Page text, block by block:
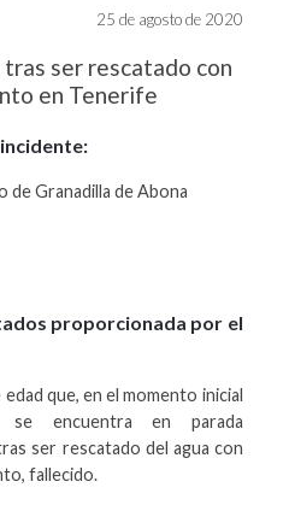
25 de agosto de 2020
ser rescatado con
en Tenerife
de Granadilla de Abona
proporcionada por el
que, en el momento inicial
se encuentra en parada
ser rescatado del agua con
fallecido.